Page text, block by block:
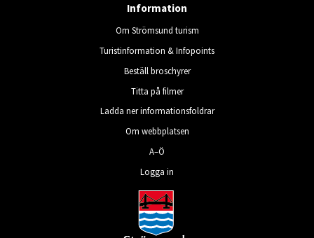
Information
Om Strömsund turism
Turistinformation & Infopoints
Beställ broschyrer
Titta på filmer
Ladda ner informationsfoldrar
Om webbplatsen
A–Ö
Logga in